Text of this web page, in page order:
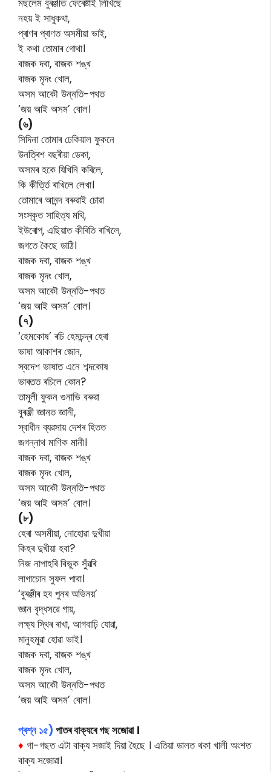
নহয় ই সাধুকথা,
প্ৰাণৰ প্ৰাণত অসমীয়া ভাই,
ই কথা তোমাৰ গোথা।
বাজক দবা, বাজক শঙ্খ
বাজক মৃদং খোল,
অসম আকৌ উন্নতি-পথত
‘জয় আই অসম’ বোল।
(৬)
সিদিনা তোমাৰ ঢেকিয়াল ফুকনে
উনত্ৰিশ বছৰীয়া ডেকা,
অসমৰ হকে যিখিনি কৰিলে,
কি কীৰ্ত্তি ৰাখিলে লেখা।
তোমাৰে আনন্দ বৰুৱাই চোৱা
সংস্কৃত সাহিত্য মথি,
ইউৰোপ, এছিয়াত কীৰিতি ৰাখিলে,
জগতে কৈছে ডাঠি।
বাজক দবা, বাজক শঙ্খ
বাজক মৃদং খোল,
অসম আকৌ উন্নতি-পথত
‘জয় আই অসম’ বোল।
(৭)
‘হেমকোষ’ ৰচি হেমচন্দ্ৰ হেৰা
ভাষা আকাশৰ জোন,
স্বদেশ ভাষাত এনে শব্দকোষ
ভাৰতত ৰচিলে কোন?
তামুলী ফুকন গুনাভি বৰুৱা
বুৰঞ্জী জ্ঞানত জ্ঞানী,
স্বাধীন ব্যৱসায় দেশৰ হিতত
জগন্নাথ মাণিক মানী।
বাজক দবা, বাজক শঙ্খ
বাজক মৃদং খোল,
অসম আকৌ উন্নতি-পথত
‘জয় আই অসম’ বোল।
(৮)
হেৰা অসমীয়া, নোহোৱা দুখীয়া
কিহৰ দুখীয়া হবা?
নিজ নাপাহৰি বিভুক সুঁৱৰি
লাগাচোন সুফল পাবা।
‘বুৰঞ্জীৰ হব পুনৰ অভিনয়’
জ্ঞান বৃদ্ধসৱে গায়,
লক্ষ্য স্থিৰ ৰাখা, আগবাঢ়ি যোৱা,
মানুহমুৱা হোৱা ভাই।
বাজক দবা, বাজক শঙ্খ
বাজক মৃদং খোল,
অসম আকৌ উন্নতি-পথত
‘জয় আই অসম’ বোল।
প্ৰশ্ন ১৫) পাতৰ বাক্যৰে গছ সজোৱা ।
♦ গা-গছত এটা বাক্য সজাই দিয়া হৈছে । এতিয়া ডালত থকা খালী অংশত
বাক্য সজোৱা।